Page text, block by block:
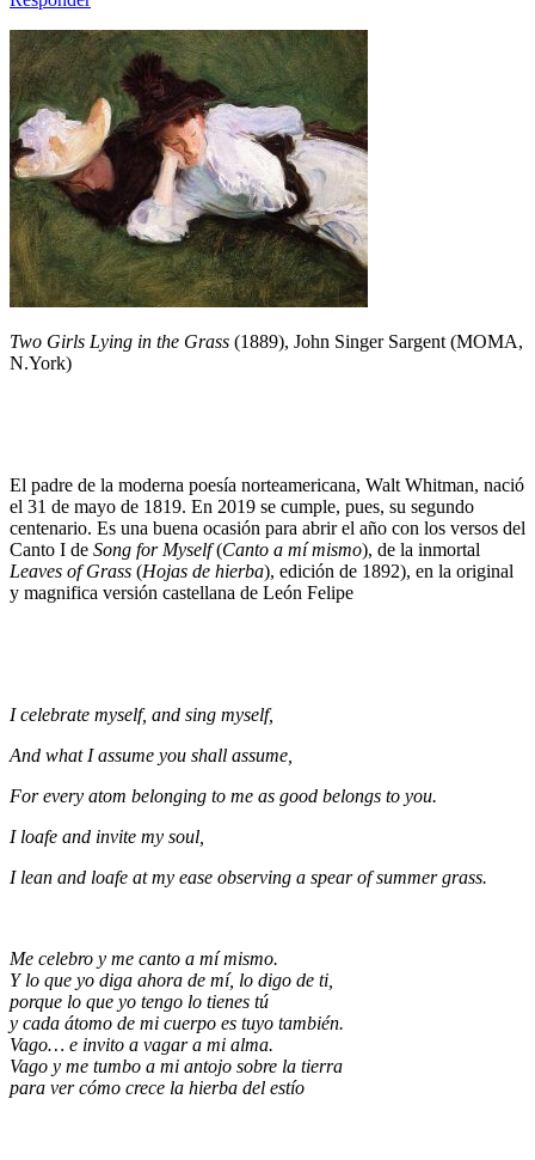
Two Girls Lying in the Grass (1889), John Singer Sargent (MOMA,
N.York)
El padre de la moderna poesía norteamericana, Walt Whitman, nació
el 31 de mayo de 1819. En 2019 se cumple, pues, su segundo
centenario. Es una buena ocasión para abrir el año con los versos del
Canto I de Song for Myself(Canto a mí mismo), de la inmortal
Leaves of Grass (Hojas de hierba), edición de 1892), en la original
y magnifica versión castellana de León Felipe
I celebrate myself, and sing myself,
And what I assume you shall assume,
For every atom belonging to me as good belongs to you.
I loafe and invite my soul,
I lean and loafe at my ease observing a spear of summer grass.
Me celebro y me canto a mí mismo.
Y lo que yo diga ahora de mí, lo digo de ti,
porque lo que yo tengo lo tienes tú
y cada átomo de mi cuerpo es tuyo también.
Vago… e invito a vagar a mi alma.
Vago y me tumbo a mi antojo sobre la tierra
para ver cómo crece la hierba del estío